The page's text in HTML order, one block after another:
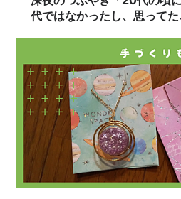
代ではなかったし、思って